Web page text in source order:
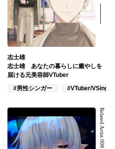
志士雄
志士雄 あなたの暮らしに癒やしを
届ける元美容師VTuber
#男性シンガー
#VTuber/VSinger
Related Artist 008